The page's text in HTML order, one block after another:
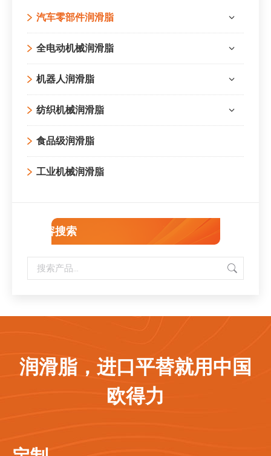
汽车零部件润滑脂
全电动机械润滑脂
机器人润滑脂
纺织机械润滑脂
食品级润滑脂
工业机械润滑脂
内容搜索
润滑脂，进口平替就用中国
欧得力